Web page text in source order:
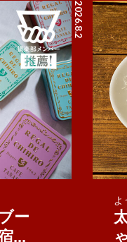
2026.8.2
ー
...
よ